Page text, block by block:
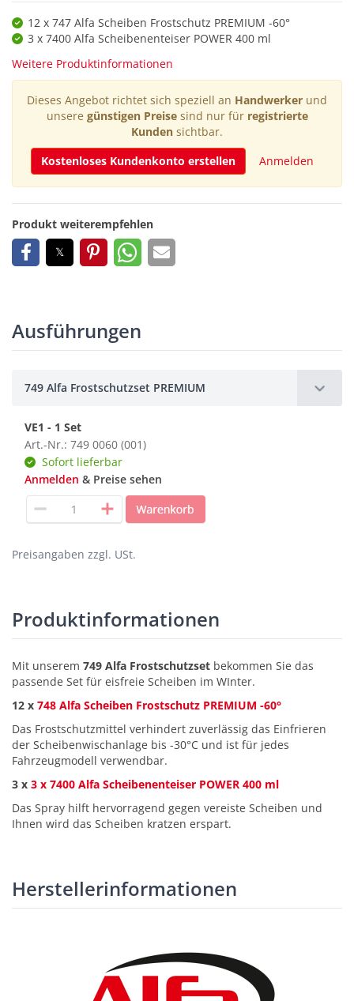
12 x 747 Alfa Scheiben Frostschutz PREMIUM -60°
3 x 7400 Alfa Scheibenenteiser POWER 400 ml
Weitere Produktinformationen
Dieses Angebot richtet sich speziell an Handwerker und
unsere günstigen Preisesind nur für registrierte
Kunden sichtbar.
Kostenloses Kundenkonto erstellen
Anmelden
Produkt weiterempfehlen
Ausführungen
749 Alfa Frostschutzset PREMIUM
VE1 - 1 Set
Art.-Nr.: 749 0060 (001)
Sofort lieferbar
Anmelden & Preise sehen
Preisangaben zzgl. USt.
Produktinformationen
Mit unserem 749 Alfa Frostschutzset bekommen Sie das
passende Set für eisfreie Scheiben im WInter.
12 x 748 Alfa Scheiben Frostschutz PREMIUM -60°
Das Frostschutzmittel verhindert zuverlässig das Einfrieren
der Scheibenwischanlage bis -30°C und ist für jedes
Fahrzeugmodell verwendbar.
3 x 3 x 7400 Alfa Scheibenenteiser POWER 400 ml
Das Spray hilft hervorragend gegen vereiste Scheiben und
Ihnen wird das Scheiben kratzen erspart.
Herstellerinformationen